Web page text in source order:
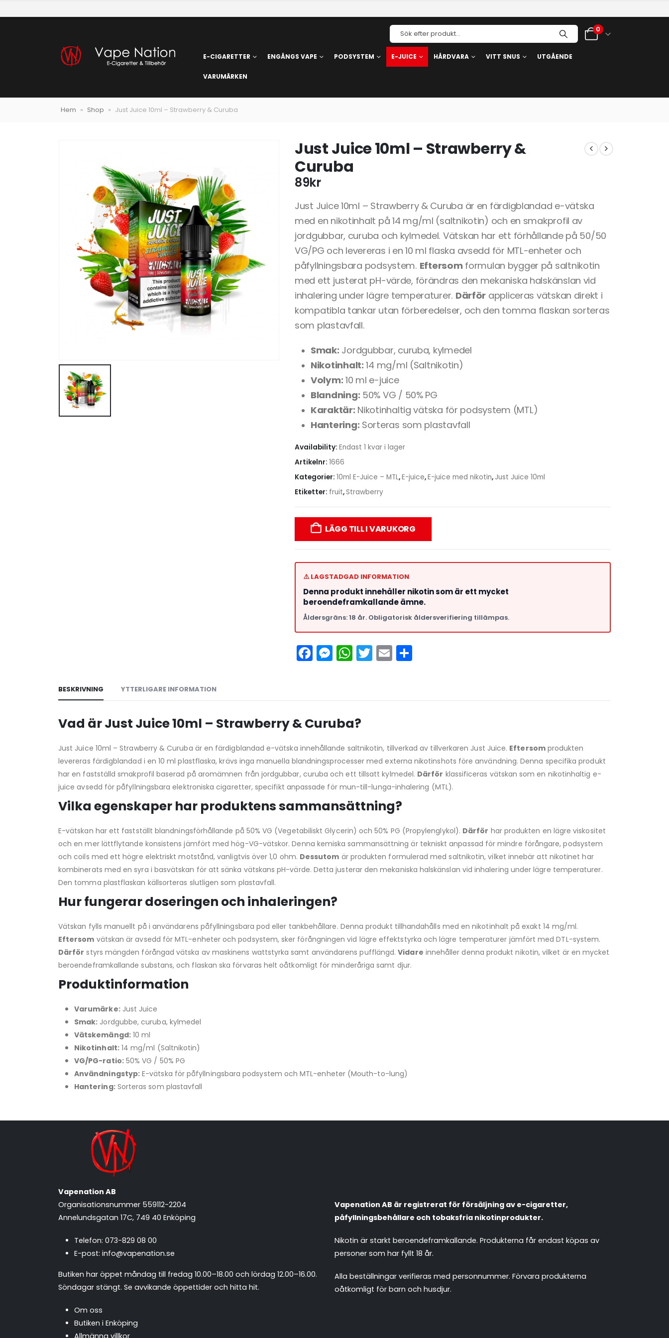
0
E-CIGARETTER ENGÅNGS VAPE PODSYSTEM E-JUICE HÅRDVARA VITT SNUS UTGÅENDE
VARUMÄRKEN
Hem » Shop » Just Juice 10ml – Strawberry & Curuba
Just Juice 10ml – Strawberry &
Curuba
89kr
Just Juice 10ml – Strawberry & Curuba är en färdigblandad e-vätska
med en nikotinhalt på 14 mg/ml (saltnikotin) och en smakprofil av
jordgubbar, curuba och kylmedel. Vätskan har ett förhållande på 50/50
VG/PG och levereras i en 10 ml flaska avsedd för MTL-enheter och
påfyllningsbara podsystem. Eftersomformulan bygger på saltnikotin
med ett justerat pH-värde, förändras den mekaniska halskänslan vid
inhalering under lägre temperaturer. Därför appliceras vätskan direkt i
kompatibla tankar utan förberedelser, och den tomma flaskan sorteras
som plastavfall.
Smak: Jordgubbar, curuba, kylmedel
Nikotinhalt: 14 mg/ml (Saltnikotin)
Volym: 10 ml e-juice
Blandning: 50% VG / 50% PG
Karaktär: Nikotinhaltig vätska för podsystem (MTL)
Hantering: Sorteras som plastavfall
Availability: Endast 1 kvar i lager
Artikelnr: 1666
Kategorier: 10ml E-Juice – MTL,E-juice,E-juice med nikotin, Just Juice 10ml
Etiketter: fruit,Strawberry
LÄGG TILL I VARUKORG
⚠️ LAGSTADGAD INFORMATION
Denna produkt innehåller nikotin som är ett mycket
beroendeframkallande ämne.
Åldersgräns: 18 år. Obligatorisk åldersverifiering tillämpas.
Facebook
Messenger
WhatsApp
Twitter
Email
BESKRIVNING YTTERLIGARE INFORMATION
Vad är Just Juice 10ml – Strawberry & Curuba?
Just Juice 10ml – Strawberry & Curuba är en färdigblandad e-vätska innehållande saltnikotin, tillverkad av tillverkaren Just Juice. Eftersomprodukten
levereras färdigblandad i en 10 ml plastflaska, krävs inga manuella blandningsprocesser med externa nikotinshots före användning. Denna specifika produkt
har en fastställd smakprofil baserad på aromämnen från jordgubbar, curuba och ett tillsatt kylmedel. Därför klassificeras vätskan som en nikotinhaltig e-
juice avsedd för påfyllningsbara elektroniska cigaretter, specifikt anpassade för mun-till-lunga-inhalering (MTL).
Vilka egenskaper har produktens sammansättning?
E-vätskan har ett fastställt blandningsförhållande på 50% VG (Vegetabiliskt Glycerin) och 50% PG (Propylenglykol). Därför har produkten en lägre viskositet
och en mer lättflytande konsistens jämfört med hög-VG-vätskor. Denna kemiska sammansättning är tekniskt anpassad för mindre förångare, podsystem
och coils med ett högre elektriskt motstånd, vanligtvis över 1,0 ohm. Dessutom är produkten formulerad med saltnikotin, vilket innebär att nikotinet har
kombinerats med en syra i basvätskan för att sänka vätskans pH-värde. Detta justerar den mekaniska halskänslan vid inhalering under lägre temperaturer.
Den tomma plastflaskan källsorteras slutligen som plastavfall.
Hur fungerar doseringen och inhaleringen?
Vätskan fylls manuellt på i användarens påfyllningsbara pod eller tankbehållare. Denna produkt tillhandahålls med en nikotinhalt på exakt 14 mg/ml.
Eftersom vätskan är avsedd för MTL-enheter och podsystem, sker förångningen vid lägre effektstyrka och lägre temperaturer jämfört med DTL-system.
Därför styrs mängden förångad vätska av maskinens wattstyrka samt användarens pufflängd.Vidare innehåller denna produkt nikotin, vilket är en mycket
beroendeframkallande substans, och flaskan ska förvaras helt oåtkomligt för minderåriga samt djur.
Produktinformation
Varumärke:Just Juice
Smak: Jordgubbe, curuba, kylmedel
Vätskemängd:10 ml
Nikotinhalt:14 mg/ml (Saltnikotin)
VG/PG-ratio:50% VG / 50% PG
Användningstyp: E-vätska för påfyllningsbara podsystem och MTL-enheter (Mouth-to-lung)
Hantering:Sorteras som plastavfall
Vapenation AB
Organisationsnummer 559112-2204
Annelundsgatan 17C, 749 40 Enköping
Telefon: 073-829 08 00
E-post: info@vapenation.se
Butiken har öppet måndag till fredag 10.00–18.00 och lördag 12.00–16.00.
Söndagar stängt. Se avvikande öppettider och hitta hit.
Om oss
Butiken i Enköping
Vapenation AB är registrerat för försäljning av e-cigaretter,
påfyllningsbehållare och tobaksfria nikotinprodukter.
Nikotin är starkt beroendeframkallande. Produkterna får endast köpas av
personer som har fyllt 18 år.
Alla beställningar verifieras med personnummer. Förvara produkterna
oåtkomligt för barn och husdjur.
Vitsnus Leverans & frakt